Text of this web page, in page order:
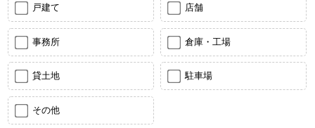
戸建て 店舗
事務所 倉庫・工場
貸土地 駐車場
その他